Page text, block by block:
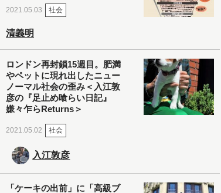
2021.05.03 社会
清義明
ロンドン再封鎖15週目。肥満
やペットに現れ出したニュー
ノーマル社会の歪み＜入江敦
彦の『足止め喰らい日記』
嫌々乍らReturns＞
2021.05.02 社会
入江敦彦
「ケーキの出前」に「高級ブ